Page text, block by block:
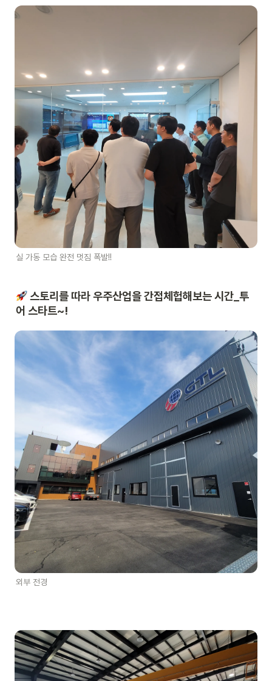
실 가동 모습 완전 멋짐 폭발!!
스토리를 따라 우주산업을 간접체헙해보는 시간_투
어 스타트~!
외부 전경